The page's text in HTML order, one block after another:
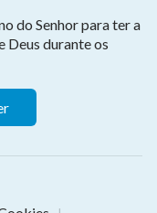
do Senhor para ter a
Deus durante os